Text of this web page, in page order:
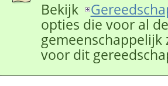
Bekijk
opties die voor al
voor dit